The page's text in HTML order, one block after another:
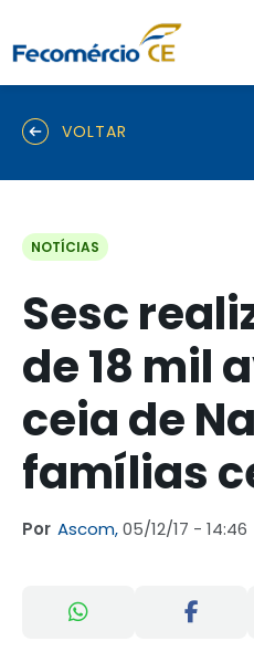
VOLTAR
NOTÍCIAS
Sesc
de 18 mil
ceia de
famílias
Por Ascom,05/12/17 - 14:46